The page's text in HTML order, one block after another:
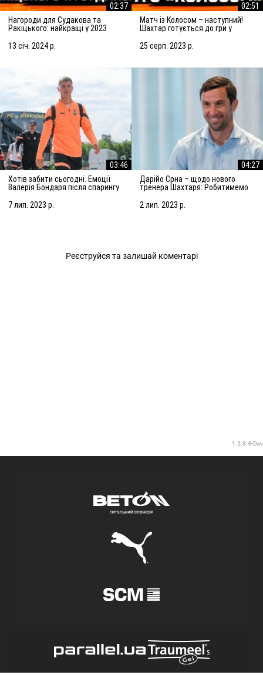
02:37
Нагороди для Судакова та
Ракіцького: найкращі у 2023
13 січ. 2024 р.
02:51
Матч із Колосом – наступний!
Шахтар готується до гри у
25 серп. 2023 р.
03:46
Хотів забити сьогодні. Емоції
Валерія Бондаря після спарингу
7 лип. 2023 р.
04:27
Дарійо Срна – щодо нового
тренера Шахтаря: Робитимемо
2 лип. 2023 р.